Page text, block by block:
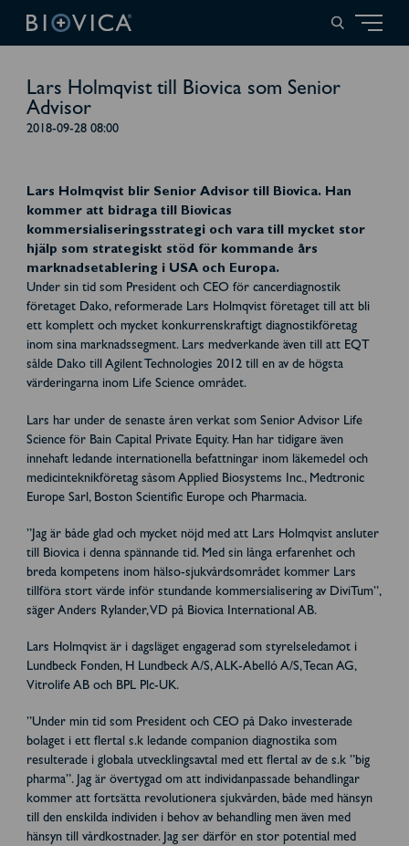
Lars Holmqvist till Biovica som Senior
Advisor
2018-09-28 08:00
Lars Holmqvist blir Senior Advisor till Biovica. Han
kommer att bidraga till Biovicas
kommersialiseringsstrategi och vara till mycket stor
hjälp som strategiskt stöd för kommande års
marknadsetablering i USA och Europa.
Under sin tid som President och CEO för cancerdiagnostik
företaget Dako, reformerade Lars Holmqvist företaget till att bli
ett komplett och mycket konkurrenskraftigt diagnostikföretag
inom sina marknadssegment. Lars medverkande även till att EQT
sålde Dako till Agilent Technologies 2012 till en av de högsta
värderingarna inom Life Science området.
Lars har under de senaste åren verkat som Senior Advisor Life
Science för Bain Capital Private Equity. Han har tidigare även
innehaft ledande internationella befattningar inom läkemedel och
medicinteknikföretag såsom Applied Biosystems Inc., Medtronic
Europe Sarl, Boston Scientific Europe och Pharmacia.
”Jag är både glad och mycket nöjd med att Lars Holmqvist ansluter
till Biovica i denna spännande tid. Med sin långa erfarenhet och
breda kompetens inom hälso-sjukvårdsområdet kommer Lars
tillföra stort värde inför stundande kommersialisering av DiviTum”,
säger Anders Rylander, VD på Biovica International AB.
Lars Holmqvist är i dagsläget engagerad som styrelseledamot i
Lundbeck Fonden, H Lundbeck A/S, ALK-Abelló A/S, Tecan AG,
Vitrolife AB och BPL Plc-UK.
”Under min tid som President och CEO på Dako investerade
bolaget i ett flertal s.k ledande companion diagnostika som
resulterade i globala utvecklingsavtal med ett flertal av de s.k ”big
pharma”. Jag är övertygad om att individanpassade behandlingar
kommer att fortsätta revolutionera sjukvården, både med hänsyn
till den enskilda individen i behov av behandling men även med
hänsyn till vårdkostnader. Jag ser därför en stor potential med